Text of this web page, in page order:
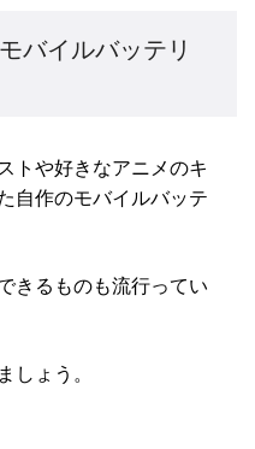
バイルバッテリ
トや好きなアニメのキ
自作のモバイルバッテ
きるものも流行ってい
しょう。